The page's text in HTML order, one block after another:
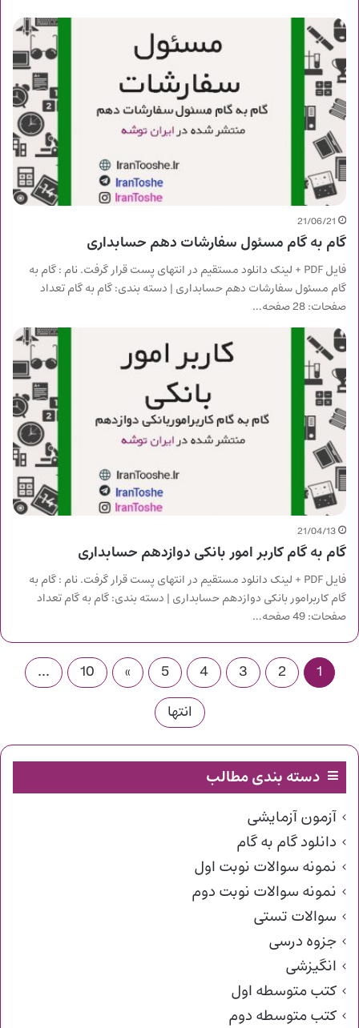
21/06/21
گام به گام مسئول سفارشات دهم حسابداری
فایل PDF + لینک دانلود مستقیم در انتهای پست قرار گرفت. نام : گام به
گام مسئول سفارشات دهم حسابداری | دسته بندی: گام به گام تعداد
صفحات: 28 صفحه…
21/04/13
گام به گام کاربر امور بانکی دوازدهم حسابداری
فایل PDF + لینک دانلود مستقیم در انتهای پست قرار گرفت. نام : گام به
گام کاربرامور بانکی دوازدهم حسابداری | دسته بندی: گام به گام تعداد
صفحات: 49 صفحه…
1
2
3
4
5
»
10
...
انتها
دسته بندی مطالب
آزمون آزمایشی
دانلود گام به گام
نمونه سوالات نوبت اول
نمونه سوالات نوبت دوم
سوالات تستی
جزوه درسی
انگیزشی
کتب متوسطه اول
کتب متوسطه دوم